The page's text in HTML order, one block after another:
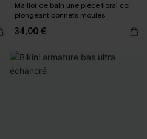
Maillot de bain une pièce floral col
plongeant bonnets moulés
34,00 €